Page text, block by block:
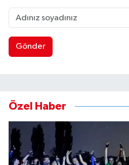
Gönder
Özel Haber